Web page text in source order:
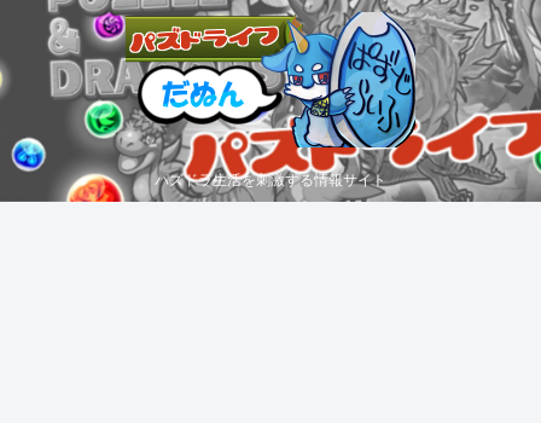
パズドラ生活を刺激する情報サイト